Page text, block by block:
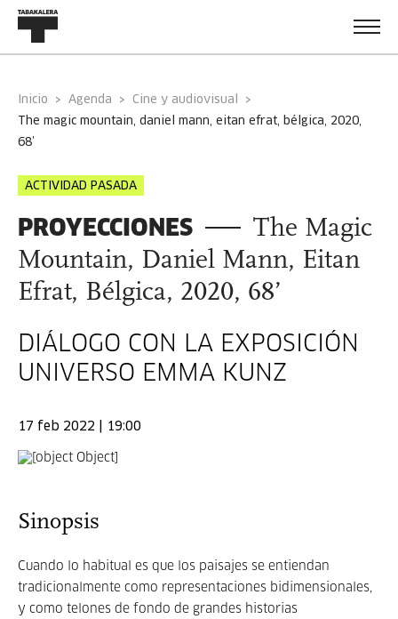
Inicio Agenda
Cine y audiovisual
68’
ACTIVIDAD PASADA
PROYECCIONES
The Magic
Mountain, Daniel Mann, Eitan
Efrat, Bélgica, 2020, 68’
DIÁLOGO CON LA EXPOSICIÓN
UNIVERSO EMMA KUNZ
17 feb 2022 | 19:00
Sinopsis
Cuando lo habitual es que los paisajes se entiendan
tradicionalmente como representaciones bidimensionales,
y como telones de fondo de grandes historias